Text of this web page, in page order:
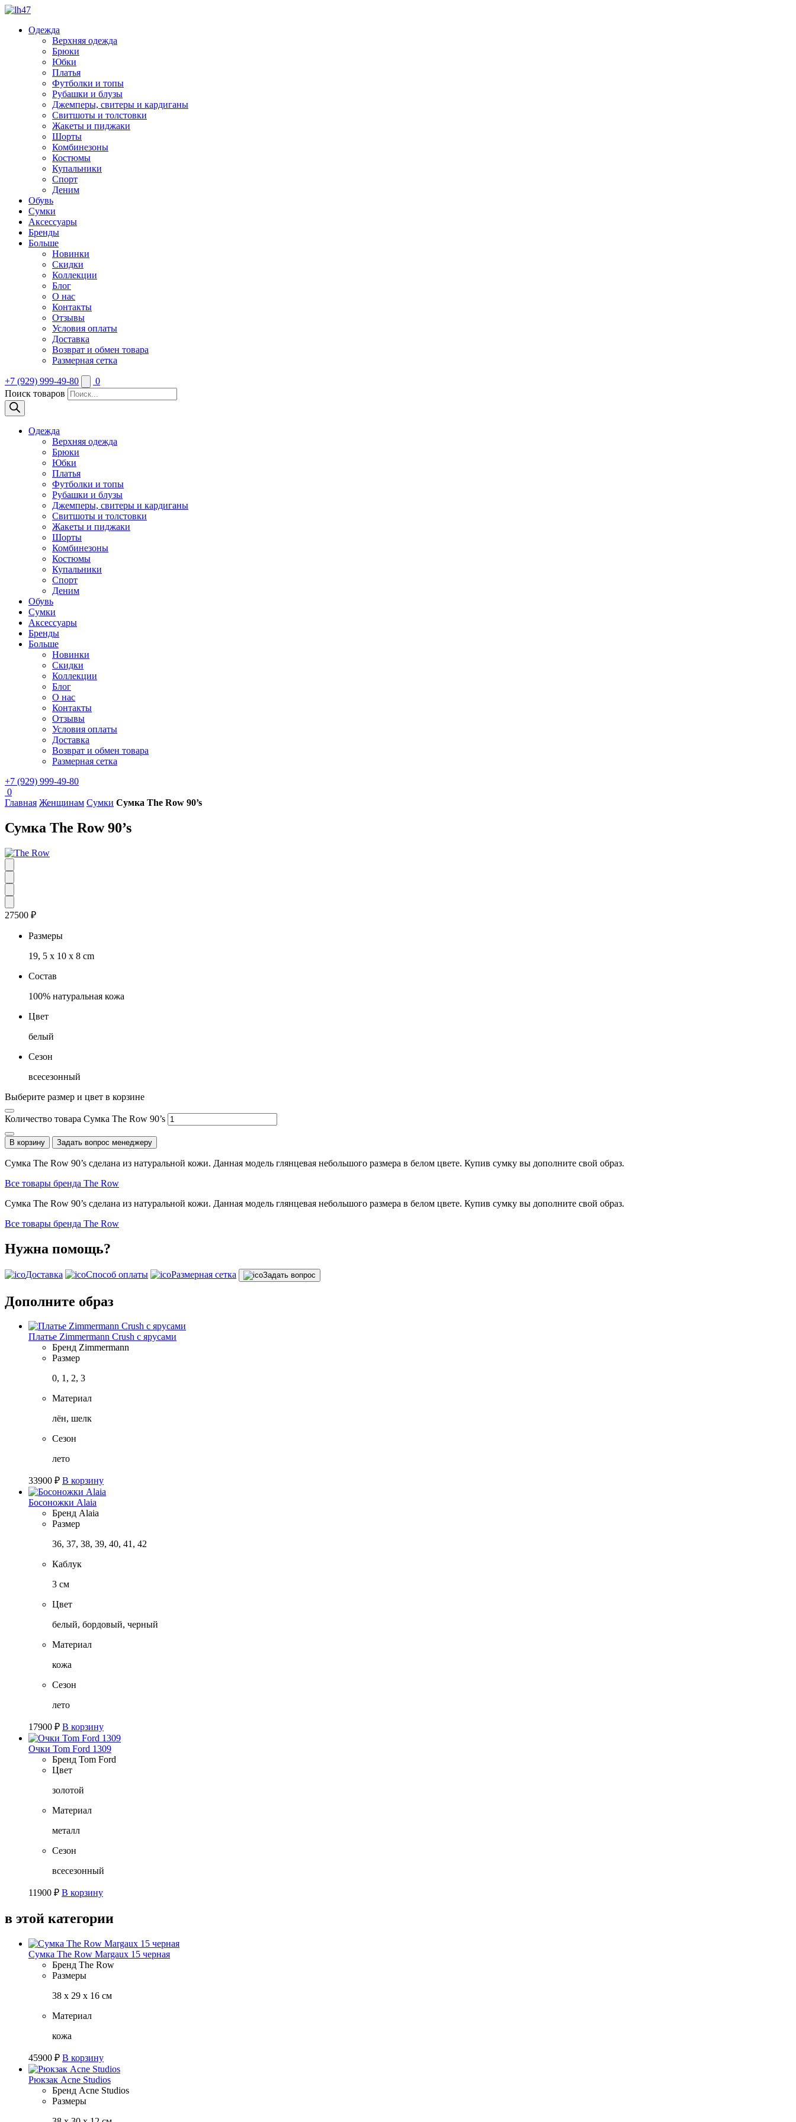
Одежда
Верхняя одежда
Брюки
Юбки
Платья
Футболки и топы
Рубашки и блузы
Джемперы, свитеры и кардиганы
Свитшоты и толстовки
Жакеты и пиджаки
Шорты
Комбинезоны
Костюмы
Купальники
Спорт
Деним
Обувь
Сумки
Аксессуары
Бренды
Больше
Новинки
Скидки
Коллекции
Блог
О нас
Контакты
Отзывы
Условия оплаты
Доставка
Возврат и обмен товара
Размерная сетка
+7 (929) 999-49-80
0
Поиск товаров
Одежда
Верхняя одежда
Брюки
Юбки
Платья
Футболки и топы
Рубашки и блузы
Джемперы, свитеры и кардиганы
Свитшоты и толстовки
Жакеты и пиджаки
Шорты
Комбинезоны
Костюмы
Купальники
Спорт
Деним
Обувь
Сумки
Аксессуары
Бренды
Больше
Новинки
Скидки
Коллекции
Блог
О нас
Контакты
Отзывы
Условия оплаты
Доставка
Возврат и обмен товара
Размерная сетка
+7 (929) 999-49-80
0
Главная Женщинам Сумки Сумка The Row 90’s
Сумка The Row 90’s
27500 ₽
Размеры
19, 5 х 10 х 8 cm
Состав
100% натуральная кожа
Цвет
белый
Сезон
всесезонный
Выберите размер и цвет в корзине
Количество товара Сумка The Row 90’s
В корзину Задать вопрос менеджеру
Сумка The Row 90’s сделана из натуральной кожи. Данная модель глянцевая небольшого размера в белом цвете. Купив сумку вы дополните свой образ.
Все товары бренда The Row
Сумка The Row 90’s сделана из натуральной кожи. Данная модель глянцевая небольшого размера в белом цвете. Купив сумку вы дополните свой образ.
Все товары бренда The Row
Нужна помощь?
Доставка Способ оплаты Размерная сетка Задать вопрос
Дополните образ
Платье Zimmermann Crush с ярусами
Бренд Zimmermann
Размер
0, 1, 2, 3
Материал
лён, шелк
Сезон
лето
33900 ₽ В корзину
Босоножки Alaia
Бренд Alaia
Размер
36, 37, 38, 39, 40, 41, 42
Каблук
3 см
Цвет
белый, бордовый, черный
Материал
кожа
Сезон
лето
17900 ₽ В корзину
Очки Tom Ford 1309
Бренд Tom Ford
Цвет
золотой
Материал
металл
Сезон
всесезонный
11900 ₽ В корзину
в этой категории
Сумка The Row Margaux 15 черная
Бренд The Row
Размеры
38 х 29 х 16 см
Материал
кожа
45900 ₽ В корзину
Рюкзак Acne Studios
Бренд Acne Studios
Размеры